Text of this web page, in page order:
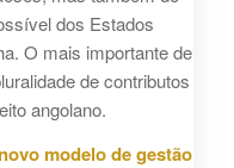
dos Estados
O mais importante de
de contributos
angolano.
modelo de gestão